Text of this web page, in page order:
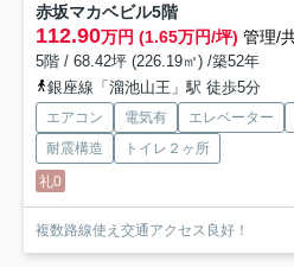
赤坂マカベビル5階
112.90万円 (1.65万円/坪) 管理/
5階 / 68.42坪 (226.19㎡) /築52年
銀座線「溜池山王」駅 徒歩5分
エアコン 電気有 エレベーター
耐震構造
トイレ２ヶ所
礼0
複数路線使え交通アクセス良好！